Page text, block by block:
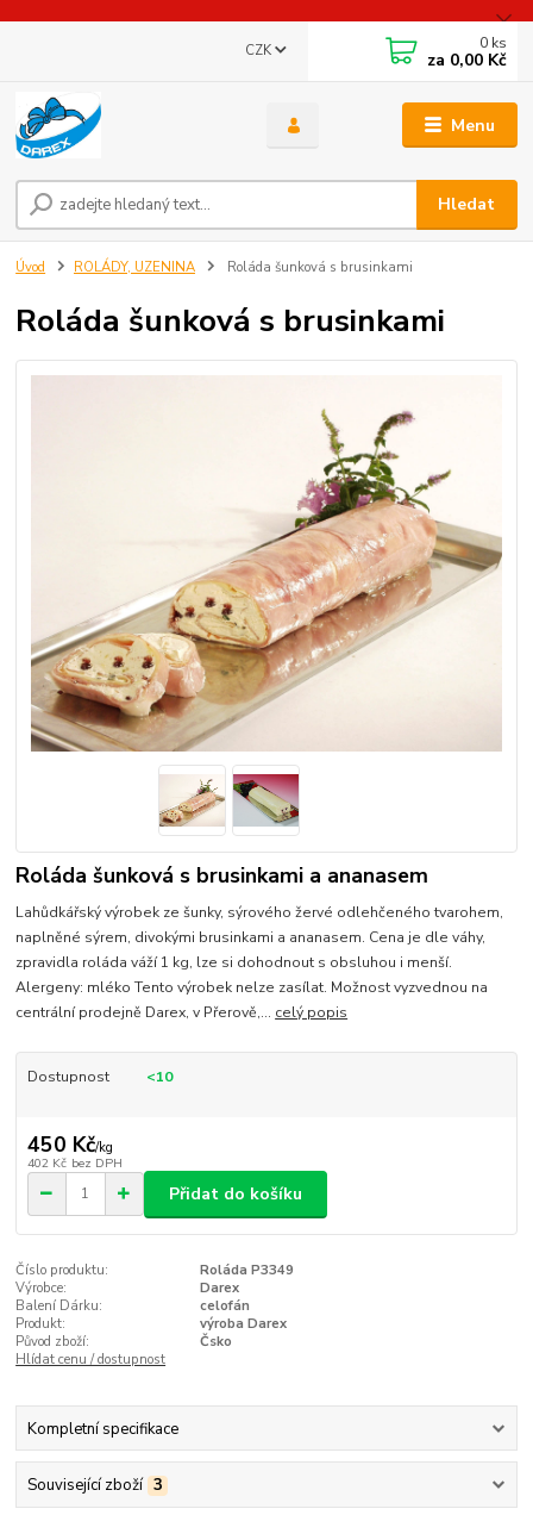
Menu
CZK
Hledat
0 ks
za 0,00 Kč
Úvod ROLÁDY, UZENINA Roláda šunková s brusinkami
Roláda šunková s brusinkami
Roláda šunková s brusinkami a ananasem
Lahůdkářský výrobek ze šunky, sýrového žervé odlehčeného tvarohem,
naplněné sýrem, divokými brusinkami a ananasem. Cena je dle váhy,
zpravidla roláda váží 1 kg, lze si dohodnout s obsluhou i menší.
Alergeny: mléko Tento výrobek nelze zasílat. Možnost vyzvednou na
centrální prodejně Darex, v Přerově,... celý popis
Dostupnost <10
450 Kč/kg
402 Kč bez DPH
Přidat do košíku
Číslo produktu:
Roláda P3349
Výrobce:
Darex
Balení Dárku:
celofán
Produkt:
výroba Darex
Původ zboží:
Čsko
Hlídat cenu / dostupnost
Kompletní specifikace
Související zboží 3